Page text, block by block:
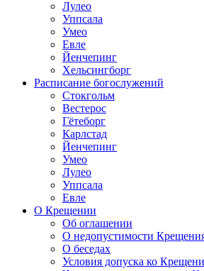
Лулео
Уппсала
Умео
Евле
Йенчепинг
Хельсингборг
Расписание богослужений
Стокгольм
Вестерос
Гётеборг
Карлстад
Йенчепинг
Умео
Лулео
Уппсала
Евле
О Крещении
Об оглашении
О недопустимости
О беседах
Условия допуска ко